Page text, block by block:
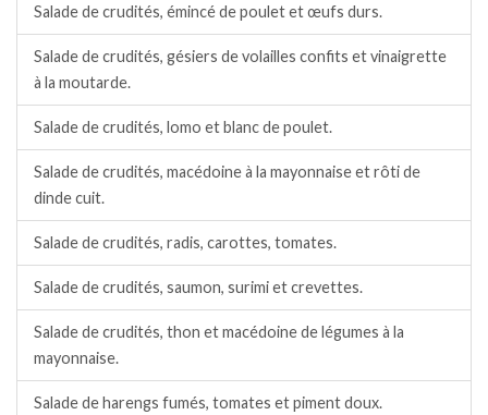
Salade de crudités, émincé de poulet et œufs durs.
Salade de crudités, gésiers de volailles confits et vinaigrette
à la moutarde.
Salade de crudités, lomo et blanc de poulet.
Salade de crudités, macédoine à la mayonnaise et rôti de
dinde cuit.
Salade de crudités, radis, carottes, tomates.
Salade de crudités, saumon, surimi et crevettes.
Salade de crudités, thon et macédoine de légumes à la
mayonnaise.
Salade de harengs fumés, tomates et piment doux.